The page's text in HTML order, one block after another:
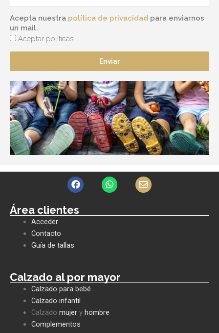
Acepta nuestra política de privacidad para enviarnos
un mail.
Aceptar políticas
Enviar
F
a
e
b
W
h
s
E
n
l
Área clientes
Acceder
Contacto
Guía de tallas
Calzado al por mayor
Calzado para bebé
Calzado infantil
Calzado mujery hombre
Complementos